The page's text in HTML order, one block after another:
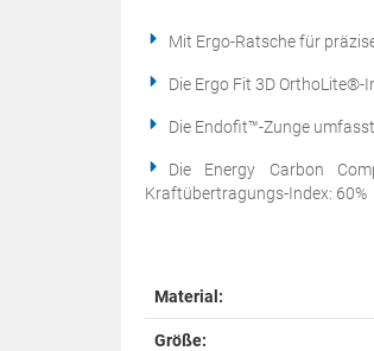
Mit Ergo-Ratsche für
Die Ergo Fit 3D
Die Endofit™-Zunge
Die Energy Carbon
Kraftübertragungs-Index: 60%
Material:
Größe: